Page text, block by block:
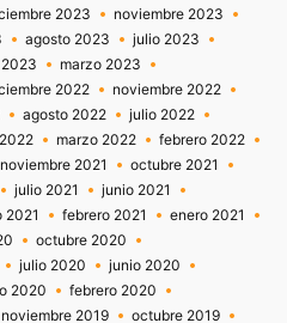
2023
noviembre 2023
agosto 2023
julio 2023
marzo 2023
2022
noviembre 2022
agosto 2022
julio 2022
marzo 2022
febrero 2022
noviembre 2021
octubre 2021
julio 2021
junio 2021
2021 febrero 2021
enero 2021
octubre 2020
julio 2020
junio 2020
2020
febrero 2020
noviembre 2019
octubre 2019